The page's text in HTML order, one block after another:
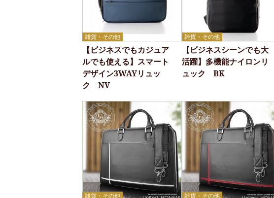
雑貨・その他
【ビジネスでもカジュア
ルでも使える】スマート
デザイン3WAYリュッ
ク NV
雑貨・その他
【ビジネスシーンでも大
活躍】多機能ナイロンリ
ュック BK
雑貨・その他 雑貨・その他